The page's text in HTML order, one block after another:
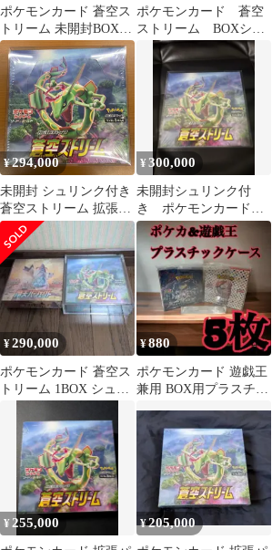
ポケモンカード 蒼空ス
トリーム 未開封BOX
シュリンク付き
ポケモンカード 蒼空
ストリーム BOXシュ
リンク付き
¥294,000
未開封 シュリンク付き
蒼空ストリーム 拡張パ
ック box ポケカ ポケモ
ン ポケモンカード ソー
ド&シールド
¥300,000
未開封シュリンク付
き ポケモンカード
蒼空ストリーム 1BOX
¥290,000
ポケモンカード 蒼空ス
トリーム 1BOX シュリ
付き
¥880
ポケモンカード 遊戯王
兼用 BOX用プラスチッ
¥ 255,000 ¥205,000